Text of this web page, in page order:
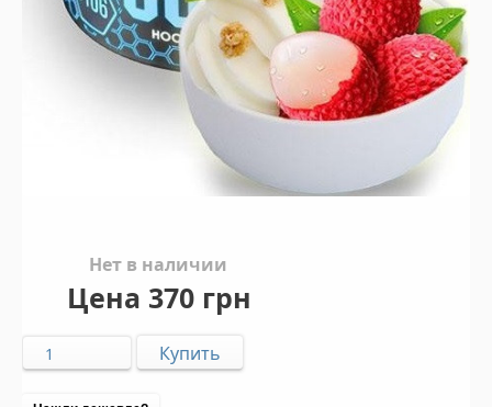
Нет в наличии
Цена 370 грн